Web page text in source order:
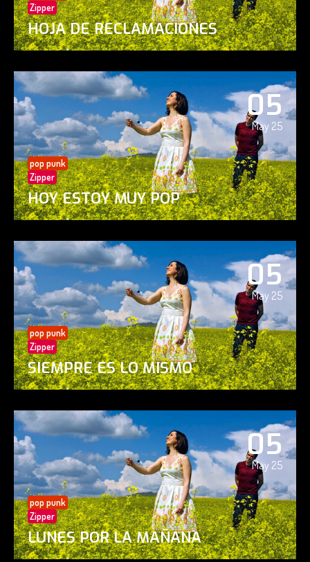
Zipper
HOJA DE RECLAMACIONES
05
May 25
pop punk
Zipper
HOY ESTOY MUY POP
05
May 25
pop punk
Zipper
SIEMPRE ES LO MISMO
05
May 25
pop punk
Zipper
LUNES POR LA MAÑANA